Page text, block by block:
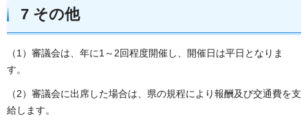
7 その他
（1）審議会は、年に1～2回程度開催し、開催日は平日となりま
す。
（2）審議会に出席した場合は、県の規程により報酬及び交通費を支
給します。